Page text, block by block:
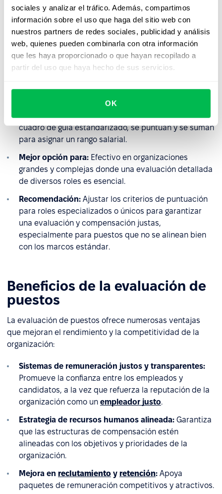
sociales y analizar el tráfico. Además, compartimos
información sobre el uso que haga del sitio web con
nuestros partners de redes sociales, publicidad y análisis
web, quienes pueden combinarla con otra información
que les haya proporcionado o que hayan recopilado a
partir del uso que haya hecho de sus servicios.
OK
Hay Method (Método de Gráfico de Guía -
Perfil)
Descripción general: Este método analítico evalúa los
experiencia requeridos, el alcance de
responsabilidad y la complejidad de las condiciones
cuadro de guía estandarizado, se puntúan y se suman
para asignar un rango salarial.
Mejor opción para: Efectivo en organizaciones
grandes y complejas donde una evaluación detallada
de diversos roles es esencial.
Recomendación: Ajustar los criterios de puntuación
para roles especializados o únicos para garantizar
una evaluación y compensación justas,
especialmente para puestos que no se alinean bien
con los marcos estándar.
Beneficios de la evaluación de
puestos
La evaluación de puestos ofrece numerosas ventajas
que mejoran el rendimiento y la competitividad de la
organización:
Sistemas de remuneración justos y transparentes:
Promueve la confianza entre los empleados y
candidatos, a la vez que refuerza la reputación de la
organización como un empleador justo.
Estrategia de recursos humanos alineada: Garantiza
que las estructuras de compensación estén
alineadas con los objetivos y prioridades de la
organización.
Mejora en reclutamiento y retención: Apoya
paquetes de remuneración competitivos y atractivos.